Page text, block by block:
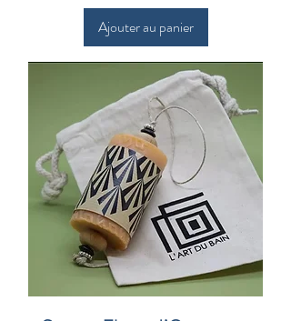
Ajouter au panier